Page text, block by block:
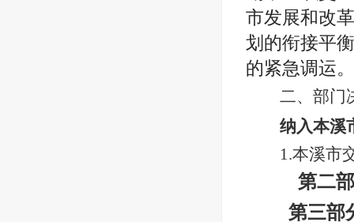
市发展和改
划的衔接平
的紧急调运。
二、部门
纳入本溪
1.本溪市
第二
第三部